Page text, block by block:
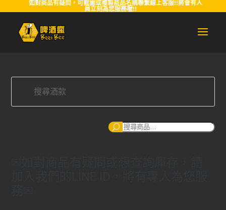
如對商品有疑問，可截圖或複製商品名稱聯繫線上客服!!將會有人
員立刻為您服務喔!!
搜